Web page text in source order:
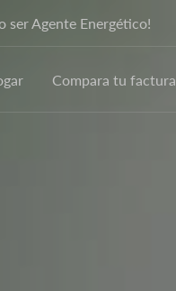
ser Agente Energético!
Compara tu factura